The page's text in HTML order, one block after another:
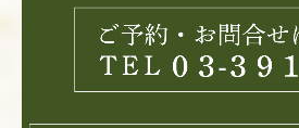
すっぽん料理